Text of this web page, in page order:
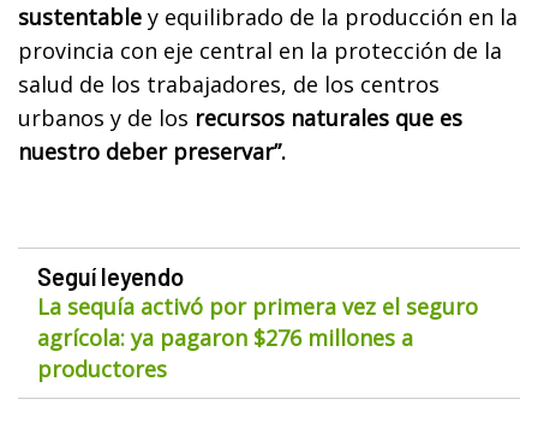
sustentable y equilibrado de la producción en la
provincia con eje central en la protección de la
salud de los trabajadores, de los centros
urbanos y de los recursos naturales que es
nuestro deber preservar”.
Seguí leyendo
La sequía activó por primera vez el seguro
agrícola: ya pagaron $276 millones a
productores